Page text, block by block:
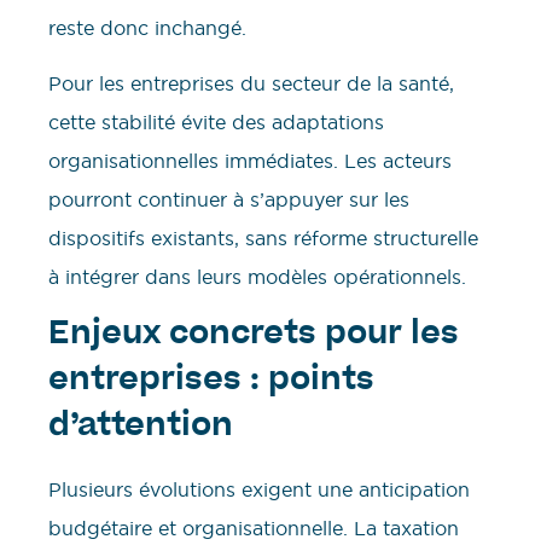
reste donc inchangé.
Pour les entreprises du secteur de la santé,
cette stabilité évite des adaptations
organisationnelles immédiates. Les acteurs
pourront continuer à s’appuyer sur les
dispositifs existants, sans réforme structurelle
à intégrer dans leurs modèles opérationnels.
Enjeux concrets pour les
entreprises : points
d’attention
Plusieurs évolutions exigent une anticipation
budgétaire et organisationnelle. La taxation